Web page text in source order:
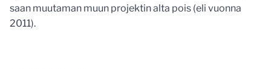
saan muutaman muun projektin alta pois (eli vuonna
2011).